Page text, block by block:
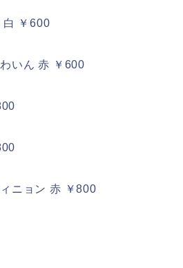
￥600
いん 赤 ￥600
ニョン 赤 ￥800